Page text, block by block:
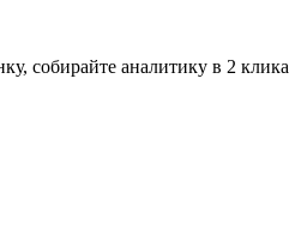
собирайте аналитику в 2 клика